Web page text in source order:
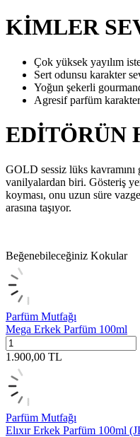
KİMLER
Çok yüksek yayılım
Sert odunsu karakter
Yoğun şekerli
Agresif parfüm
EDİTÖRÜN
GOLD sessiz lüks kavramını
vanilyalardan biri. Gösteriş
koyması, onu uzun süre
arasına taşıyor.
Beğenebileceğiniz Kokular
Parfüm Mutfağı
Mega Erkek Parfüm 100ml
1.900,00 TL
Parfüm Mutfağı
Elıxır Erkek Parfüm 100ml